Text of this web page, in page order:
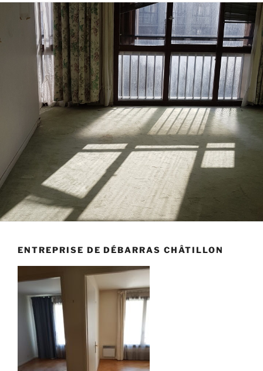
ENTREPRISE DE DÉBARRAS CHÂTILLON